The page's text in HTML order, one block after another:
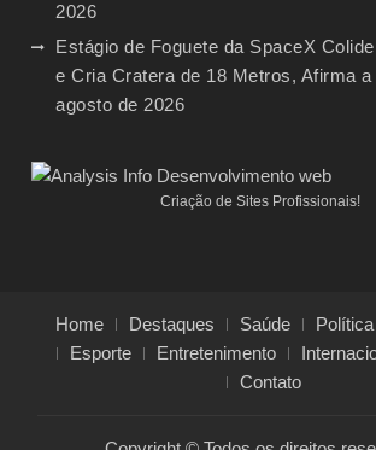
2026
Estágio de Foguete da SpaceX
e Cria Cratera de 18 Metros, Afirma
agosto de 2026
Criação de Sites Profissionais!
Home Destaques Saúde Política
Esporte
Entretenimento
Contato